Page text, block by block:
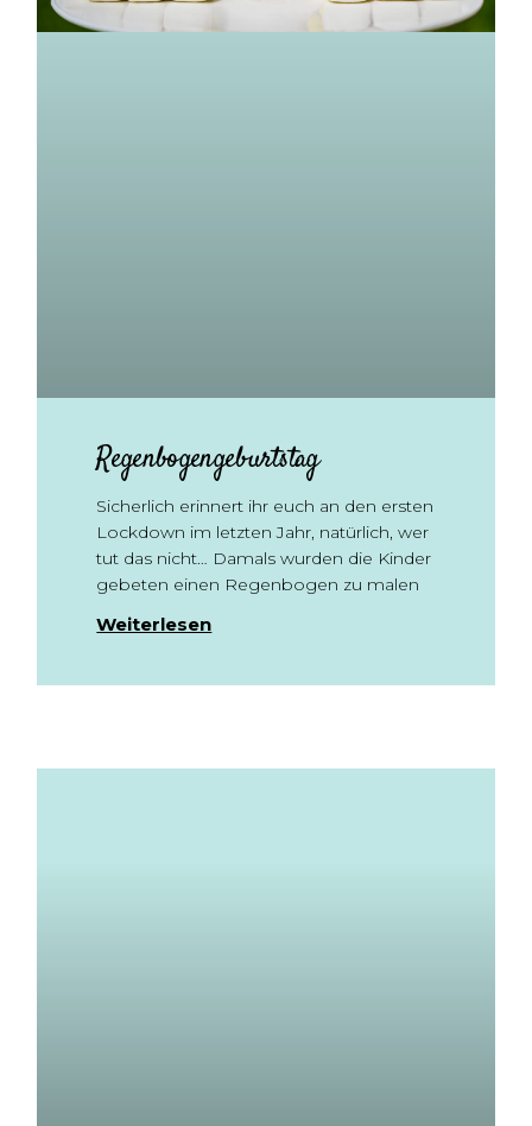
Regenbogengeburtstag
Sicherlich erinnert ihr euch an den ersten
Lockdown im letzten Jahr, natürlich, wer
tut das nicht… Damals wurden die Kinder
gebeten einen Regenbogen zu malen
Weiterlesen